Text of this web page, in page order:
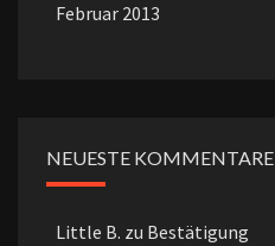
Februar 2013
NEUESTE KOMMENTARE
Little B. zu Bestätigung